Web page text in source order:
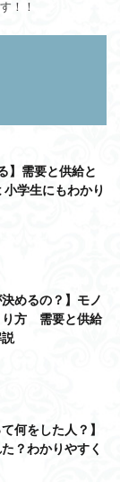
！！
】需要と供給と
学生にもわかり
決めるの？】モノ
り方 需要と供給
何をした人？】
？わかりやすく